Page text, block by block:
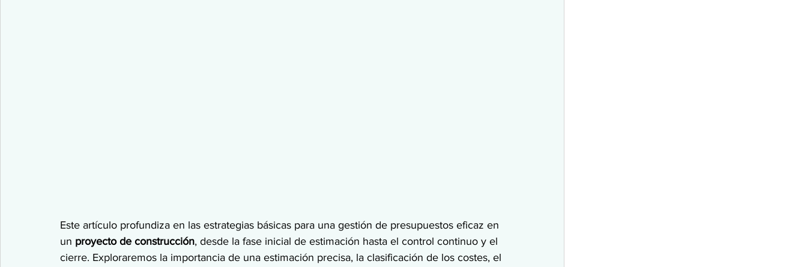
Este artículo profundiza en las estrategias básicas para una gestión de presupuestos eficaz en
un proyecto de construcción, desde la fase inicial de estimación hasta el control continuo y el
cierre. Exploraremos la importancia de una estimación precisa, la clasificación de los costes, el